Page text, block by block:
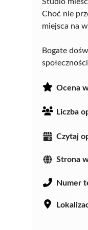
Choć nie
miejsca na
Bogate
Ocena
Liczba
Czytaj
Strona
Numer